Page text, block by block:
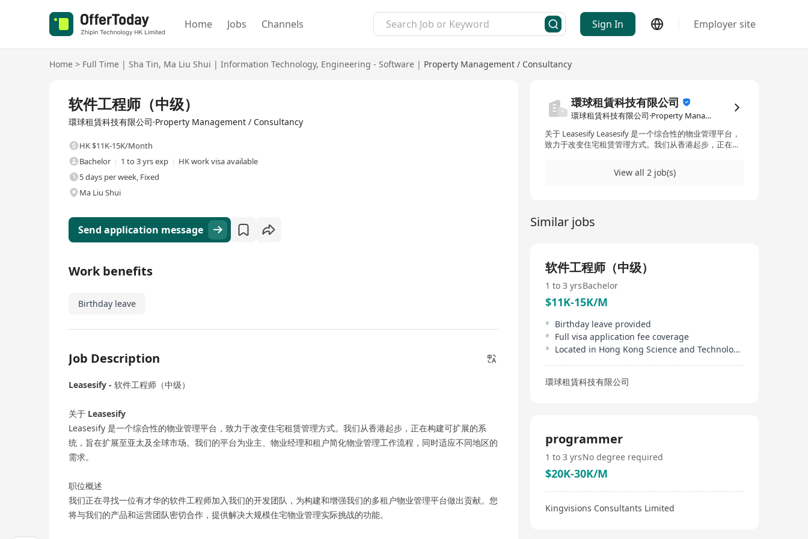
Home Jobs Channels Sign In Employer site
Home > Full Time | Sha Tin, Ma Liu Shui | Information Technology, Engineering - Software | Property Management / Consultancy
软件工程师（中级）
環球租賃科技有限公司·Property Management / Consultancy
HK $11K-15K/Month
Bachelor
1 to 3 yrs exp
HK work visa available
5 days per week, Fixed
Ma Liu Shui
Send application message
Work benefits
Birthday leave
Job Description
Leasesify - 软件工程师（中级）
关于 Leasesify
Leasesify 是一个综合性的物业管理平台，致力于改变住宅租赁管理方式。我们从香港起步，正在构建可扩展的系
统，旨在扩展至亚太及全球市场。我们的平台为业主、物业经理和租户简化物业管理工作流程，同时适应不同地区的
需求。
职位概述
我们正在寻找一位有才华的软件工程师加入我们的开发团队，为构建和增强我们的多租户物业管理平台做出贡献。您
将与我们的产品和运营团队密切合作，提供解决大规模住宅物业管理实际挑战的功能。
環球租賃科技有限公司
環球租賃科技有限公司·Property Management / Consultancy
关于 Leasesify Leasesify 是一个综合性的物业管理平台，
致力于改变住宅租赁管理方式。我们从香港起步，正在构
适应不同地区的需求。 职位概述 我们正在寻找一位有才华
功能。
View all 2 job(s)
Similar jobs
软件工程师（中级）
1 to 3 yrsBachelor
$11K-15K/M
Birthday leave provided
Full visa application fee coverage
Located in Hong Kong Science and Technology Parks
環球租賃科技有限公司
programmer
1 to 3 yrsNo degree required
$20K-30K/M
Kingvisions Consultants Limited